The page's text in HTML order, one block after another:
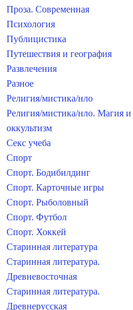
Проза. Современная
Психология
Публицистика
Путешествия и география
Развлечения
Разное
Религия/мистика/нло
Религия/мистика/нло. Магия и
оккультизм
Секс учеба
Спорт
Спорт. Бодибилдинг
Спорт. Карточные игры
Спорт. Рыболовный
Спорт. Футбол
Спорт. Хоккей
Старинная литература
Старинная литература.
Древневосточная
Старинная литература.
Древнерусская